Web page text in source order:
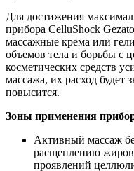
Для достижения
прибора CelluShock
массажные крема или
объемов тела и борьбы с
косметических средств
массажа, их расход будет
повысится.
Зоны применения
Активный массаж
расщеплению
проявлений